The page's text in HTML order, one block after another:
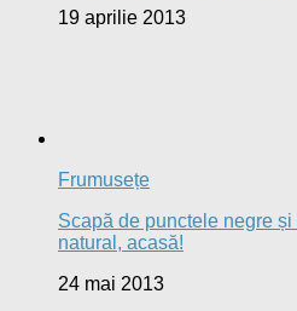
19 aprilie 2013
Frumusețe
Scapă de punctele negre
natural, acasă!
24 mai 2013